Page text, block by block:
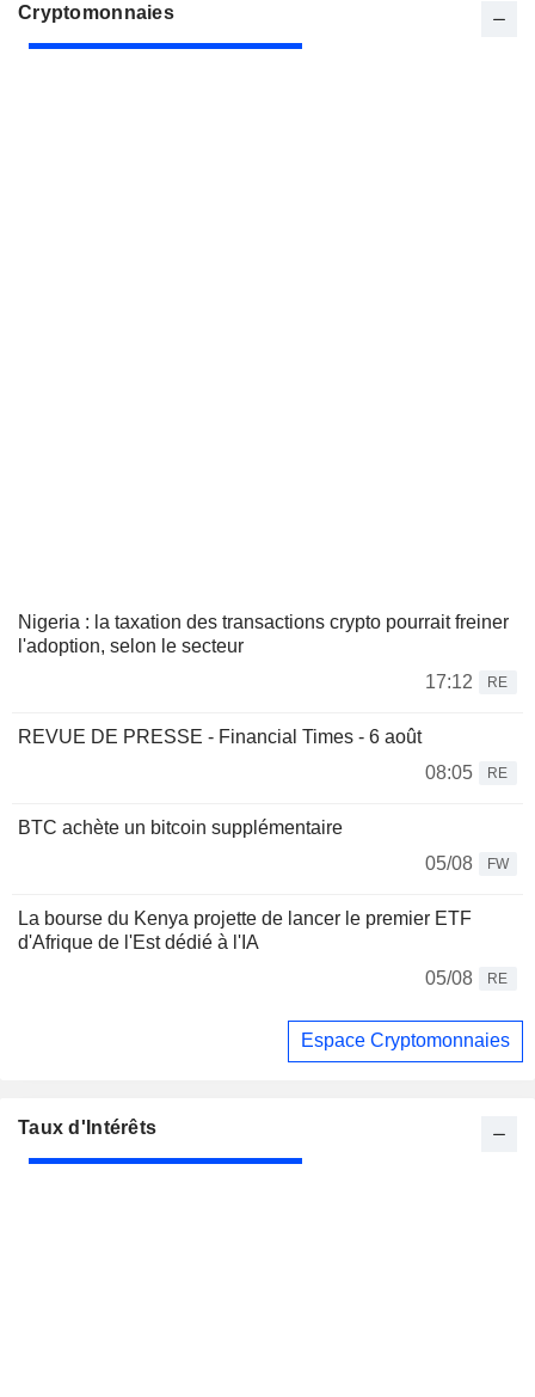
Cryptomonnaies
Nigeria : la taxation des transactions crypto pourrait freiner
l'adoption, selon le secteur
17:12
RE
REVUE DE PRESSE - Financial Times - 6 août
08:05
RE
BTC achète un bitcoin supplémentaire
05/08
FW
La bourse du Kenya projette de lancer le premier ETF
d'Afrique de l'Est dédié à l'IA
05/08
RE
Espace Cryptomonnaies
Taux d'Intérêts